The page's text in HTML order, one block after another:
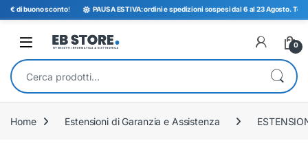
di buono sconto! PAUSA ESTIVA: ordini e spedizioni sospesi dal 6 al 23 Agosto.
Open 0
Cerca:
Home Estensioni di Garanzia e Assistenza